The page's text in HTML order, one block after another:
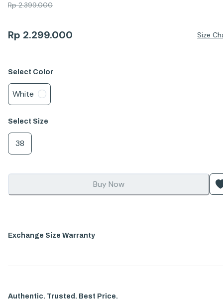
Rp2.399.000
Rp 2.299.000 Size
Select Color
White
Select Size
38
Buy Now
Exchange Size Warranty
Authentic. Trusted. Best Price.